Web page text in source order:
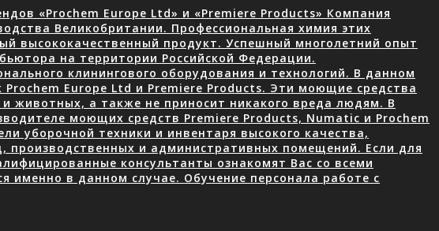
«Prochem Europe Ltd» и «Premiere Products» Компания
Великобритании. Профессиональная химия этих
высококачественный продукт. Успешный многолетний опыт
на территории Российской Федерации.
клинингового оборудования и технологий. В данном
Prochem Europe Ltd и Premiere Products. Эти моющие средства
животных, а также не приносит никакого вреда людям. В
моющих средств Premiere Products, Numatic и Prochem
уборочной техники и инвентаря высокого качества,
производственных и административных помещений. Если для
консультанты ознакомят Вас со всеми
именно в данном случае. Обучение персонала работе с